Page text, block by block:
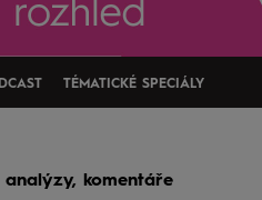
TÉMATICKÉ SPECIÁLY
analýzy, komentáře